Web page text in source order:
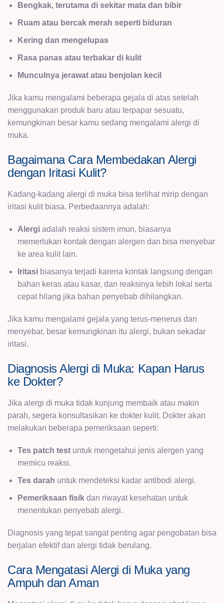
Bengkak, terutama di sekitar mata dan bibir
Ruam atau bercak merah seperti biduran
Kering dan mengelupas
Rasa panas atau terbakar di kulit
Munculnya jerawat atau benjolan kecil
Jika kamu mengalami beberapa gejala di atas setelah
menggunakan produk baru atau terpapar sesuatu,
kemungkinan besar kamu sedang mengalami alergi di
muka.
Bagaimana Cara Membedakan Alergi
dengan Iritasi Kulit?
Kadang-kadang alergi di muka bisa terlihat mirip dengan
iritasi kulit biasa. Perbedaannya adalah:
Alergi adalah reaksi sistem imun, biasanya
memerlukan kontak dengan alergen dan bisa menyebar
ke area kulit lain.
Iritasi biasanya terjadi karena kontak langsung dengan
bahan keras atau kasar, dan reaksinya lebih lokal serta
cepat hilang jika bahan penyebab dihilangkan.
Jika kamu mengalami gejala yang terus-menerus dan
menyebar, besar kemungkinan itu alergi, bukan sekadar
iritasi.
Diagnosis Alergi di Muka: Kapan Harus
ke Dokter?
Jika alergi di muka tidak kunjung membaik atau makin
parah, segera konsultasikan ke dokter kulit. Dokter akan
melakukan beberapa pemeriksaan seperti:
Tes patch test untuk mengetahui jenis alergen yang
memicu reaksi.
Tes darah untuk mendeteksi kadar antibodi alergi.
Pemeriksaan fisik dan riwayat kesehatan untuk
menentukan penyebab alergi.
Diagnosis yang tepat sangat penting agar pengobatan bisa
berjalan efektif dan alergi tidak berulang.
Cara Mengatasi Alergi di Muka yang
Ampuh dan Aman